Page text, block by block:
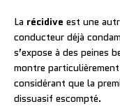
La récidive est une
conducteur déjà
s’expose à des peines
montre
considérant que la
dissuasif escompté.